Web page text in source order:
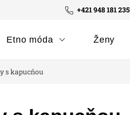
+421 948 181 235
Etno móda Ženy
s kapucňou